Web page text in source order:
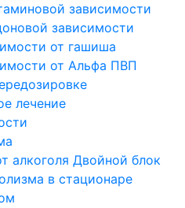
зависимости
зависимости
от гашиша
от Альфа ПВП
лечение
алкоголя Двойной блок
в стационаре